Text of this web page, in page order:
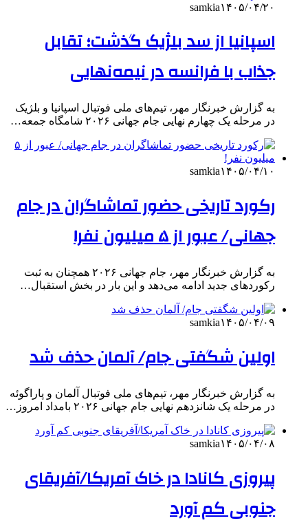
samkia۱۴۰۵/۰۴/۲۰
اسپانیا از سد بلژیک گذشت؛ تقابل
جذاب با فرانسه در نیمه‌نهایی
به گزارش خبرنگار مهر، تیم‌های ملی فوتبال اسپانیا و بلژیک
در مرحله یک چهارم نهایی جام جهانی ۲۰۲۶ شامگاه جمعه…
samkia۱۴۰۵/۰۴/۱۰
رکورد تاریخی حضور تماشاگران در جام
جهانی/ عبور از ۵ میلیون نفر!
به گزارش خبرنگار مهر، جام جهانی ۲۰۲۶ همچنان به ثبت
رکوردهای جدید ادامه می‌دهد و این بار در بخش استقبال…
samkia۱۴۰۵/۰۴/۰۹
اولین شگفتی جام/ آلمان حذف شد
به گزارش خبرنگار مهر، تیم‌های ملی فوتبال آلمان و پاراگوئه
در مرحله یک شانزدهم نهایی جام جهانی ۲۰۲۶ بامداد امروز…
samkia۱۴۰۵/۰۴/۰۸
پیروزی کانادا در خاک آمریکا/آفریقای
جنوبی کم آورد